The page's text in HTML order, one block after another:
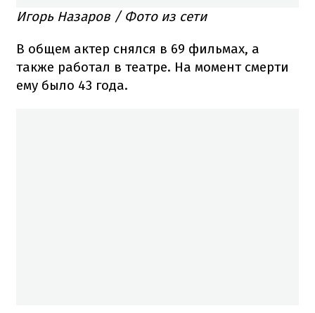
Игорь Назаров / Фото из сети
В общем актер снялся в 69 фильмах, а
также работал в театре. На момент смерти
ему было 43 года.